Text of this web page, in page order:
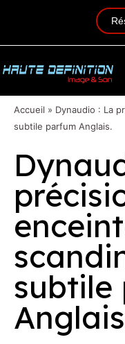
Accueil » Dynaudio : La
subtile parfum Anglais.
subtile